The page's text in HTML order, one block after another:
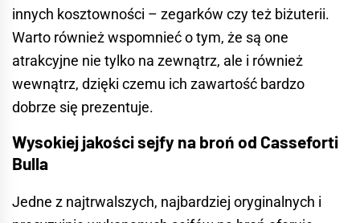
innych kosztowności – zegarków czy też biżuterii.
Warto również wspomnieć o tym, że są one
atrakcyjne nie tylko na zewnątrz, ale i również
wewnątrz, dzięki czemu ich zawartość bardzo
dobrze się prezentuje.
Wysokiej jakości sejfy na broń od Casseforti
Bulla
Jedne z najtrwalszych, najbardziej oryginalnych i